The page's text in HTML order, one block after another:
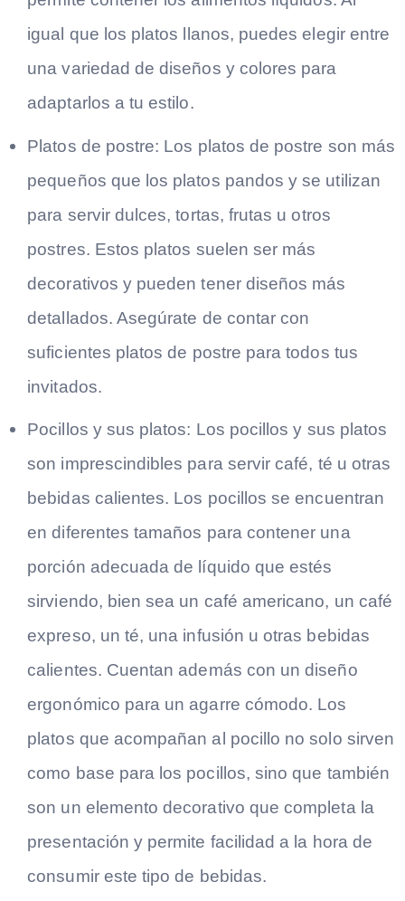
igual que los platos llanos, puedes elegir entre
una variedad de diseños y colores para
adaptarlos a tu estilo.
Platos de postre: Los platos de postre son más
pequeños que los platos pandos y se utilizan
para servir dulces, tortas, frutas u otros
postres. Estos platos suelen ser más
decorativos y pueden tener diseños más
detallados. Asegúrate de contar con
suficientes platos de postre para todos tus
invitados.
Pocillos y sus platos: Los pocillos y sus platos
son imprescindibles para servir café, té u otras
bebidas calientes. Los pocillos se encuentran
en diferentes tamaños para contener una
porción adecuada de líquido que estés
sirviendo, bien sea un café americano, un café
expreso, un té, una infusión u otras bebidas
calientes. Cuentan además con un diseño
ergonómico para un agarre cómodo. Los
platos que acompañan al pocillo no solo sirven
como base para los pocillos, sino que también
son un elemento decorativo que completa la
presentación y permite facilidad a la hora de
consumir este tipo de bebidas.